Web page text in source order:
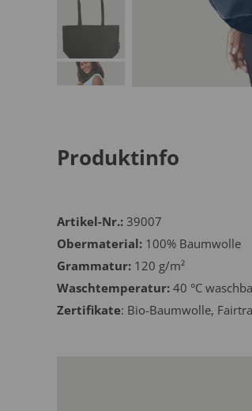
Produktinfo
Artikel-Nr.: 39007
Obermaterial: 100% Baumwolle
Grammatur: 120 g/m²
Waschtemperatur: 40 °C
Zertifikate: Bio-Baumwolle,